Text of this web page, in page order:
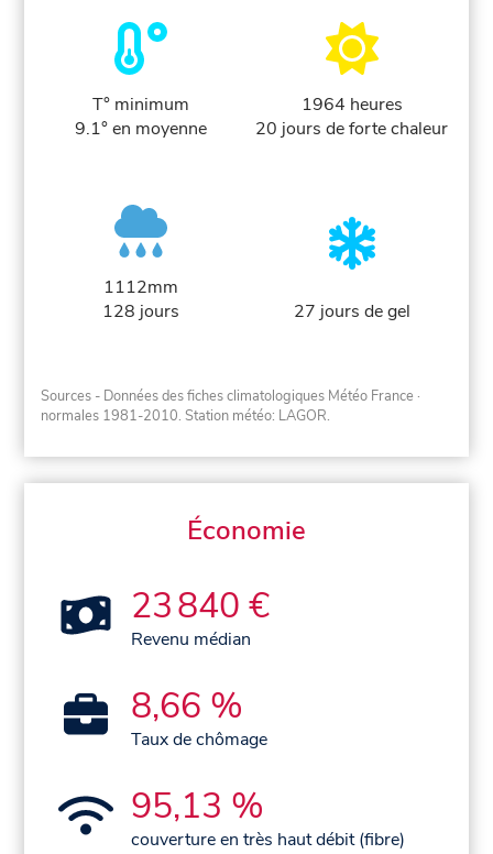
T° minimum
9.1° en moyenne
1964 heures
20 jours de forte chaleur
1112mm
128 jours
27 jours de gel
Sources - Données des fiches climatologiques Météo France ·
normales 1981-2010. Station météo: LAGOR.
Économie
23 840 €
Revenu médian
8,66 %
Taux de chômage
95,13 %
couverture en très haut débit (fibre)